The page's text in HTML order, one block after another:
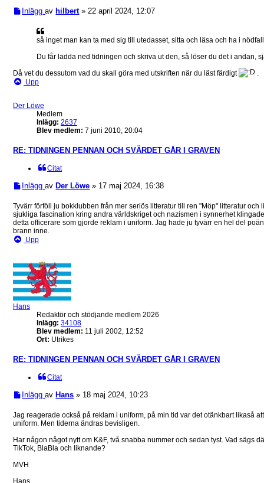
Inlägg avhilbert» 22 april 2024, 12:07
så inget man kan ta med sig till utedasset, sitta och läsa och ha i
Du får ladda ned tidningen och skriva ut den, så löser du det i andan,
Då vet du dessutom vad du skall göra med utskriften när du läst färdigt
.
Upp
Der Löwe
Medlem
Inlägg: 2637
Blev medlem: 7 juni 2010, 20:04
RE: TIDNINGEN PENNAN OCH SVÄRDET GÅR I GRAVEN
Citat
Inlägg avDer Löwe » 17 maj 2024, 16:38
Tyvärr förföll ju bokklubben från mer seriös litteratur till ren "Möp" litteratur och
sjukliga fascination kring andra världskriget och nazismen i synnerhet
detta officerare som gjorde reklam i uniform. Jag hade ju tyvärr en hel del
brann inne.
Upp
Hans
Redaktör och stödjande medlem 2026
Inlägg: 34108
Blev medlem: 11 juli 2002, 12:52
Ort: Utrikes
RE: TIDNINGEN PENNAN OCH SVÄRDET GÅR I GRAVEN
Citat
Inlägg avHans » 18 maj 2024, 10:23
Jag reagerade också på reklam i uniform, på min tid var det otänkbart likaså
uniform. Men tiderna ändras bevisligen.
Har någon något nytt om K&F, två snabba nummer och sedan tyst. Vad sägs
TikTok, BlaBla och liknande?
MVH